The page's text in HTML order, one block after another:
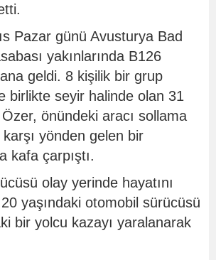
Pazar günü Avusturya Bad
yakınlarında B126
geldi. 8 kişilik bir grup
birlikte seyir halinde olan 31
önündeki aracı sollama
karşı yönden gelen bir
kafa çarpıştı.
olay yerinde hayatını
yaşındaki otomobil sürücüsü
bir yolcu kazayı yaralanarak